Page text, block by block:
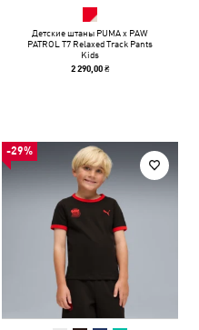
Детские штаны PUMA x PAW
PATROL T7 Relaxed Track Pants
Kids
2 290,00 ₴
-29%